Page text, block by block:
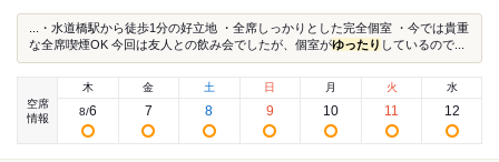
...・水道橋駅から徒歩1分の好立地 ・全席しっかりとした完全個室 ・今では貴重
な全席喫煙OK 今回は友人との飲み会でしたが、個室がゆったり しているので...
空席
情報
木
8/6
金
7
土
8
日
9
月
10
火
11
水
12